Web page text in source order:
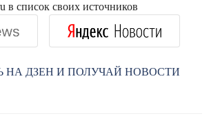
в список своих источников
ДЗЕН И ПОЛУЧАЙ НОВОСТИ